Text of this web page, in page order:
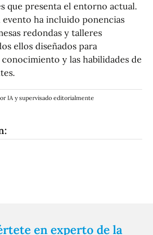
que presenta el entorno actual.
evento ha incluido ponencias
redondas y talleres
ellos diseñados para
y las habilidades de
IA y supervisado editorialmente
en experto de la